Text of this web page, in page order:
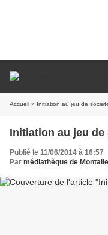
Accueil » Initiation au jeu de
Initiation au jeu
Publié le 11/06/2014 à 16:57
Par médiathèque de